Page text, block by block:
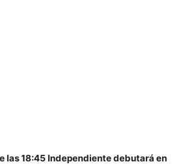
las 18:45 Independiente debutará en